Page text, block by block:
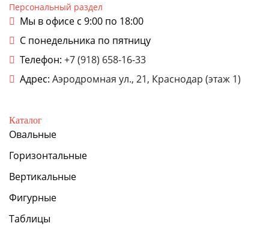
Персональный раздел
Мы в офисе с 9:00 по 18:00
С понедельника по пятницу
Телефон: +7 (918) 658-16-33
Адрес: Аэродромная ул., 21, Краснодар (этаж 1)
Каталог
Овальные
Горизонтальные
Вертикальные
Фигурные
Таблицы